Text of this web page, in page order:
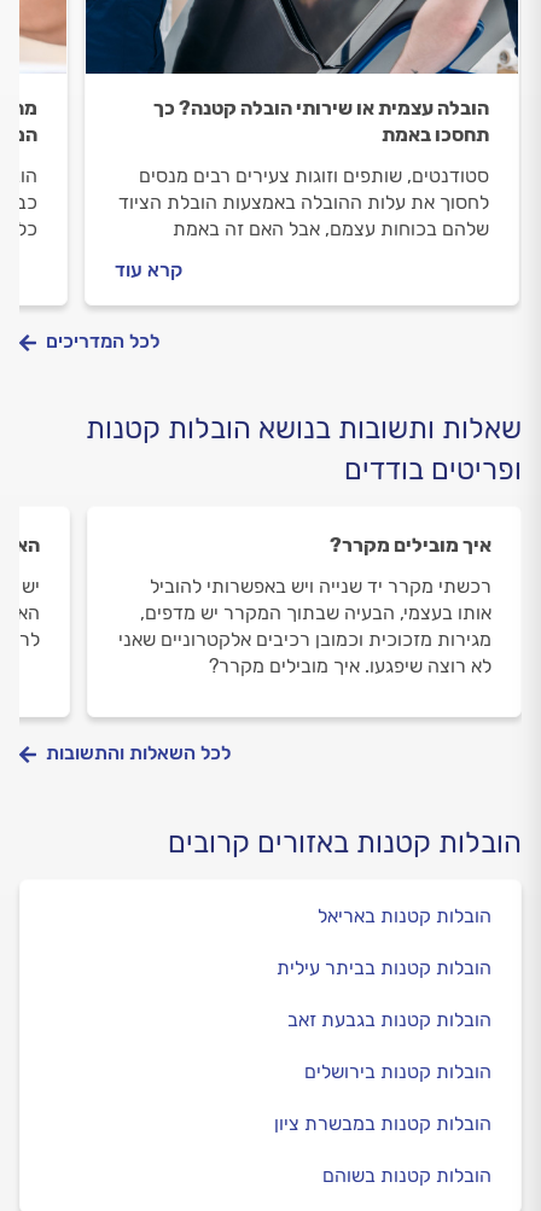
הובלה עצמית או שירותי הובלה קטנה? כך
תחסכו באמת
סטודנטים, שותפים וזוגות צעירים רבים מנסים
לחסוך את עלות ההובלה באמצעות הובלת הציוד
שלהם בכוחות עצמם, אבל האם זה באמת
קרא עוד
מה
כבר
כל
לכל המדריכים
שאלות ותשובות בנושא הובלות קטנות
ופריטים בודדים
איך מובילים מקרר?
רכשתי מקרר יד שנייה ויש באפשרותי להוביל
אותו בעצמי, הבעיה שבתוך המקרר יש מדפים,
מגירות מזכוכית וכמובן רכיבים אלקטרוניים שאני
לא רוצה שיפגעו. איך מובילים מקרר?
האם
יש
האם
לכל השאלות והתשובות
הובלות קטנות באזורים קרובים
הובלות קטנות באריאל
הובלות קטנות בביתר עילית
הובלות קטנות בגבעת זאב
הובלות קטנות בירושלים
הובלות קטנות במבשרת ציון
הובלות קטנות בשוהם